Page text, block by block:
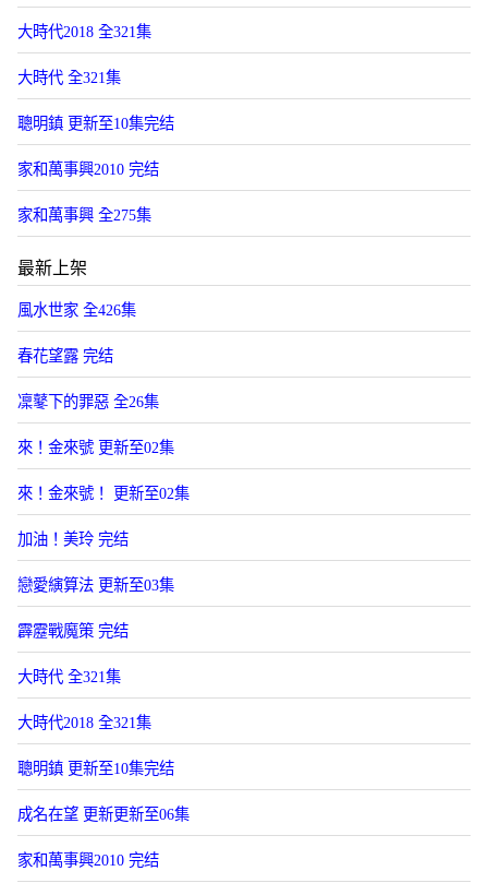
大時代2018 全321集
大時代 全321集
聰明鎮 更新至10集完结
家和萬事興2010 完结
家和萬事興 全275集
最新上架
風水世家 全426集
春花望露 完结
凜鼕下的罪惡 全26集
來！金來號 更新至02集
來！金來號！ 更新至02集
加油！美玲 完结
戀愛縯算法 更新至03集
霹靂戰魔策 完结
大時代 全321集
大時代2018 全321集
聰明鎮 更新至10集完结
成名在望 更新更新至06集
家和萬事興2010 完结